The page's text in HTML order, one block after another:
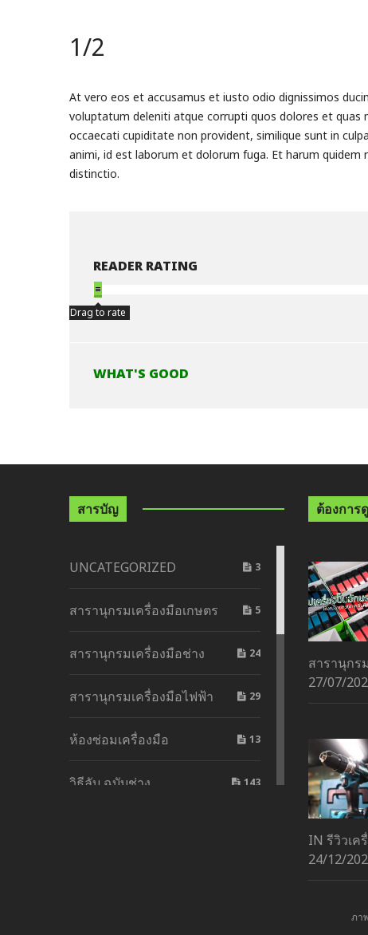
1/2
At vero eos et accusamus et iusto odio dignissimos
voluptatum deleniti atque corrupti quos dolores et quas
occaecati cupiditate non provident, similique sunt in
animi, id est laborum et dolorum fuga. Et harum quidem
distinctio.
READER RATING
Drag to rate
WHAT'S GOOD
สารบัญ
UNCATEGORIZED 3
สารานุกรมเครื่องมือเกษตร 5
สารานุกรมเครื่องมือช่าง 24
สารานุกรมเครื่องมือไฟฟ้า 29
ห้องซ่อมเครื่องมือ 13
วิธีลับ ฉบับช่าง 143
ต้องการ
สารานุกร
27/07/
IN รีวิวเค
24/12/
ภา